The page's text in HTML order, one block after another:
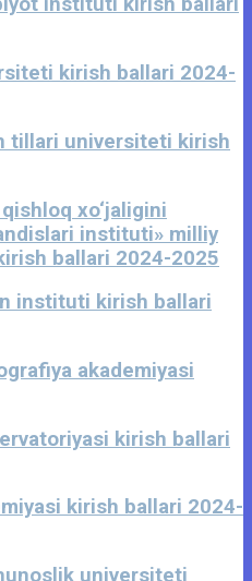
instituti kirish ballari
kirish ballari 2024-
tillari universiteti kirish
xo‘jaligini
instituti» milliy
ballari 2024-2025
instituti kirish ballari
akademiyasi
kirish ballari
kirish ballari 2024-
universiteti